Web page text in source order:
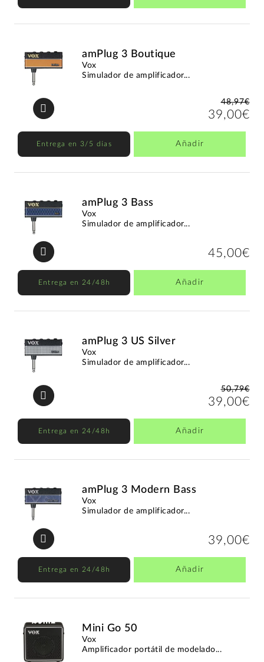
amPlug 3 Boutique
Vox
Simulador de amplificador...
48,97€
39,00€
Entrega en 3/5 días Añadir
amPlug 3 Bass
Vox
Simulador de amplificador...
45,00€
Entrega en 24/48h Añadir
amPlug 3 US Silver
Vox
Simulador de amplificador...
50,79€
39,00€
Entrega en 24/48h Añadir
amPlug 3 Modern Bass
Vox
Simulador de amplificador...
39,00€
Entrega en 24/48h Añadir
Mini Go 50
Vox
Amplificador portátil de modelado...